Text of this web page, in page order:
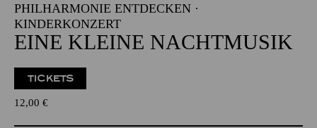
PHILHARMONIE ENTDECKEN ·
KINDERKONZERT
EINE KLEINE NACHTMUSIK
TICKETS
12,00 €